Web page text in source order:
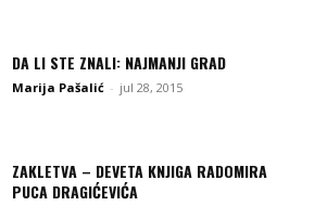
DA LI STE ZNALI: NAJMANJI GRAD
Marija Pašalić - jul 28, 2015
ZAKLETVA – DEVETA KNJIGA RADOMIRA
PUCA DRAGIĆEVIĆA